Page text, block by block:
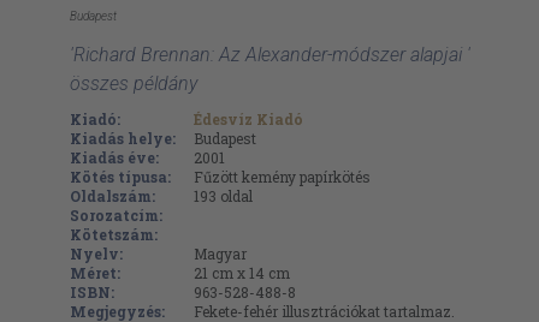
Budapest
'Richard Brennan: Az Alexander-módszer alapjai '
összes példány
Kiadó:
Édesvíz Kiadó
Kiadás helye:
Budapest
Kiadás éve:
2001
Kötés típusa:
Fűzött kemény papírkötés
Oldalszám:
193 oldal
Sorozatcím:
Kötetszám:
Nyelv:
Magyar
Méret:
21 cm x 14 cm
ISBN:
963-528-488-8
Megjegyzés:
Fekete-fehér illusztrációkat tartalmaz.